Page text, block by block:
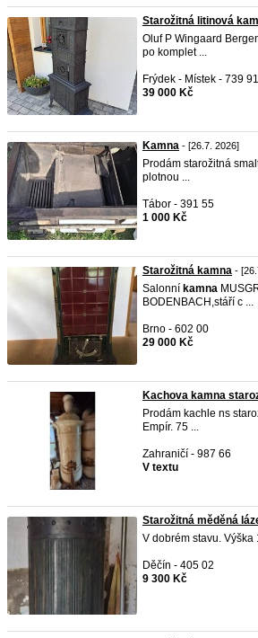
Starožitná litinová
Oluf P Wingaard
po komplet ...
Frýdek - Místek - 739 91
39 000 Kč
Kamna - [26.7. 2026]
Prodám starožitná
plotnou ...
Tábor - 391 55
1 000 Kč
Starožitná kamna -
Salonní kamna
BODENBACH,stáří c ...
Brno - 602 00
29 000 Kč
Kachova kamna
Prodám kachle ns
Empír. 75 ...
Zahraničí - 987 66
V textu
Starožitná měděná
V dobrém stavu. Výška
Děčín - 405 02
9 300 Kč